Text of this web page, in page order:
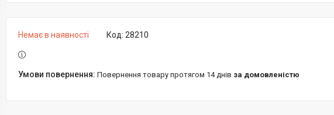
Немає в наявності Код: 28210
повернення товару протягом 14 днів за домовленістю